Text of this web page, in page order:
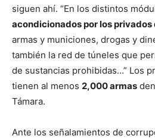
siguen ahí. “En los distintos
acondicionados por los
armas y municiones, drogas y
también la red de túneles que
de sustancias prohibidas…” Los
tienen al menos 2,000 armas
Támara.
Ante los señalamientos de